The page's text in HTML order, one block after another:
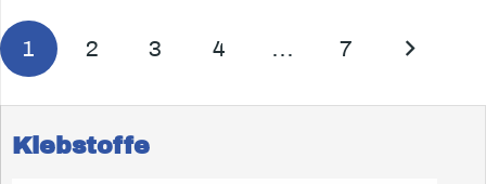
1 2 3 4 … 7
Klebstoffe